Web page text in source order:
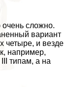
очень сложно.
вариант
четыре, и везде
например,
типам, а на